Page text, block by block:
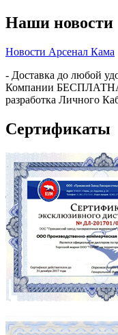
Наши новости
Новости Арсенал Кама
- Доставка до любой
Компании
разработка Личного
Сертификаты